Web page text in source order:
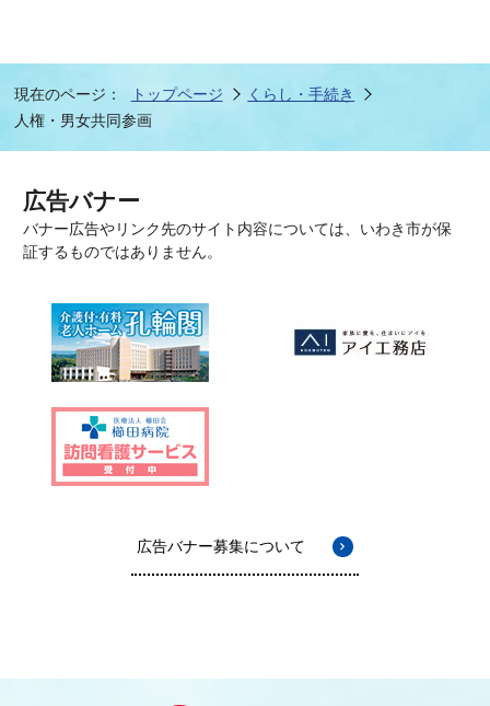
現在のページ： トップページ
くらし・手続き
人権・男女共同参画
広告バナー
バナー広告やリンク先のサイト内容については、いわき市が保
証するものではありません。
広告バナー募集について